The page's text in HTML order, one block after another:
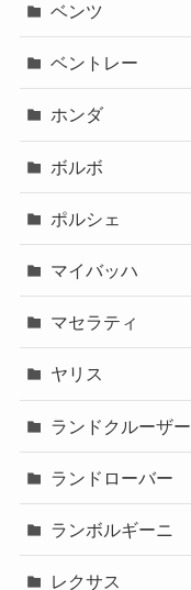
ベンツ
ベントレー
ホンダ
ボルボ
ポルシェ
マイバッハ
マセラティ
ヤリス
ランドクルーザー
ランドローバー
ランボルギーニ
レクサス